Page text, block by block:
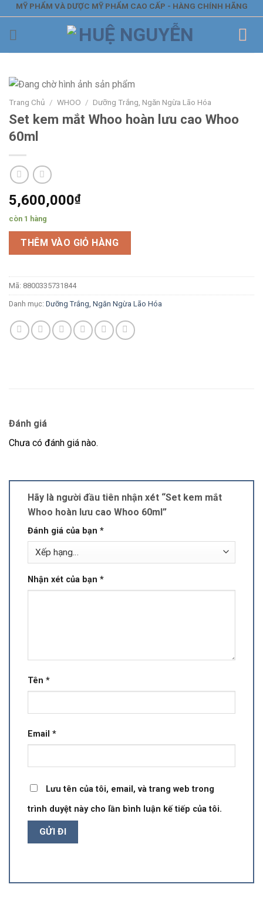
SkipMỸ PHẨM VÀ DƯỢC MỸ PHẨM CAO CẤP - HÀNG CHÍNH HÃNG
Trang Chủ / WHOO / Dưỡng Trắng, Ngăn Ngừa Lão Hóa
Set kem mắt Whoo hoàn lưu cao Whoo
60ml
5,600,000₫
còn 1 hàng
THÊM VÀO GIỎ HÀNG
Mã: 8800335731844
Danh mục: Dưỡng Trắng, Ngăn Ngừa Lão Hóa
Đánh giá
Chưa có đánh giá nào.
Hãy là người đầu tiên nhận xét “Set kem mắt
Whoo hoàn lưu cao Whoo 60ml”
Đánh giá của bạn *
Nhận xét của bạn *
Tên *
Email *
Lưu tên của tôi, email, và trang web trong
trình duyệt này cho lần bình luận kế tiếp của tôi.